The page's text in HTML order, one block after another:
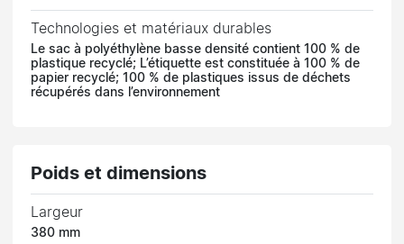
Technologies et matériaux durables
Le sac à polyéthylène basse densité contient 100 % de
plastique recyclé; L’étiquette est constituée à 100 % de
papier recyclé; 100 % de plastiques issus de déchets
récupérés dans l’environnement
Poids et dimensions
Largeur
380 mm